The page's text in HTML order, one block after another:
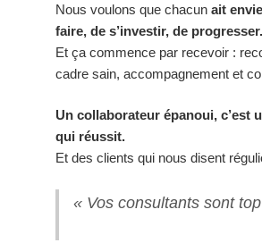
Nous voulons que chacun ait
faire, de s’investir, de progresser.
Et ça commence par recevoir :
cadre sain, accompagnement et
Un collaborateur épanoui, c’est
qui réussit.
Et des clients qui nous disent
« Vos consultants sont